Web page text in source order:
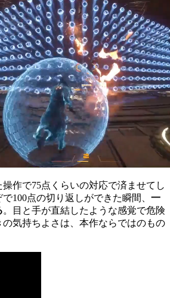
作で75点くらいの対応で済ませてし
100点の切り返しができた瞬間、 一
。目と手が直結したような感覚で危険
気持ちよさは、本作ならではのもの